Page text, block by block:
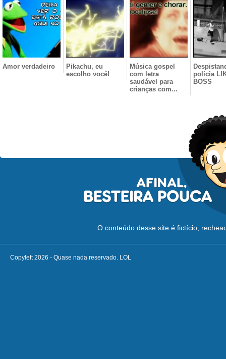
Amor verdadeiro
Pikachu, eu
escolho você!
Música gospel
com letra
saudável para
crianças com...
polícia
BOSS
O conteúdo desse site é fictício,
Copyleft 2026 - Quase nada reservado. LOL